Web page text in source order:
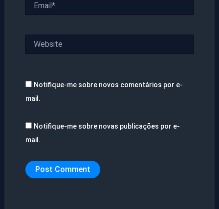
Notifique-me sobre novos comentários por e-
mail.
Notifique-me sobre novas publicações por e-
mail.